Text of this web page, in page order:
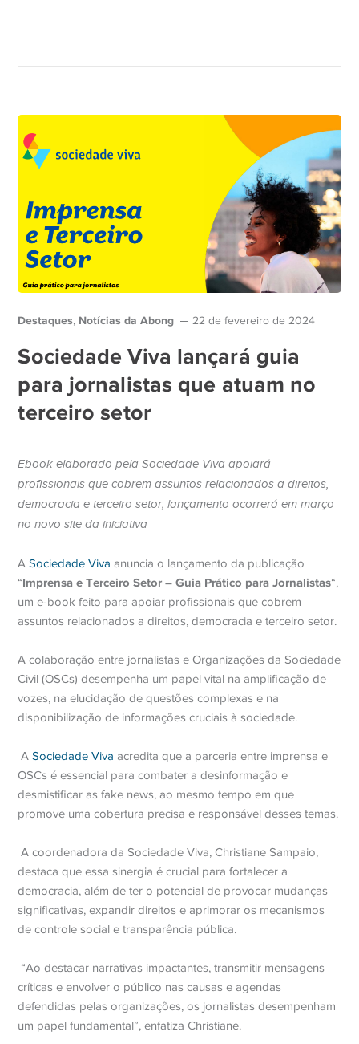
Destaques, Notícias da Abong 22 de fevereiro de 2024
Sociedade Viva lançará guia
para jornalistas que atuam no
terceiro setor
Ebook elaborado pela Sociedade Viva apoiará
profissionais que cobrem assuntos relacionados a direitos,
democracia e terceiro setor; lançamento ocorrerá em março
no novo site da iniciativa
ASociedade Viva anuncia o lançamento da publicação
“Imprensa e Terceiro Setor – Guia Prático para Jornalistas“,
um e-book feito para apoiar profissionais que cobrem
assuntos relacionados a direitos, democracia e terceiro setor.
A colaboração entre jornalistas e Organizações da Sociedade
Civil (OSCs) desempenha um papel vital na amplificação de
vozes, na elucidação de questões complexas e na
disponibilização de informações cruciais à sociedade.
ASociedade Viva acredita que a parceria entre imprensa e
OSCs é essencial para combater a desinformação e
desmistificar as fake news, ao mesmo tempo em que
promove uma cobertura precisa e responsável desses temas.
A coordenadora da Sociedade Viva, Christiane Sampaio,
destaca que essa sinergia é crucial para fortalecer a
democracia, além de ter o potencial de provocar mudanças
significativas, expandir direitos e aprimorar os mecanismos
de controle social e transparência pública.
“Ao destacar narrativas impactantes, transmitir mensagens
críticas e envolver o público nas causas e agendas
defendidas pelas organizações, os jornalistas desempenham
um papel fundamental”, enfatiza Christiane.